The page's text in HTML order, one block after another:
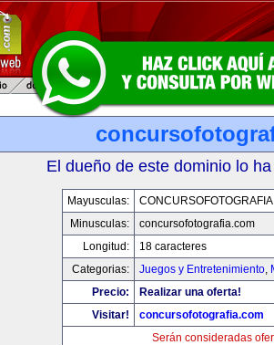
El dueño de este dominio lo
Mayusculas:
Minusculas:
concursofotografia.com
Longitud:
18 caracteres
Categorias:
Juegos y Entretenimiento,
Precio:
Realizar una oferta!
Visitar!
concursofotografia.com
Serán consideradas